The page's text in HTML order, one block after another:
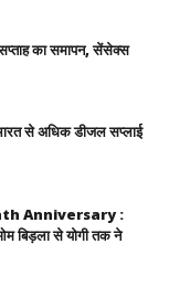
सप्ताह का समापन, सेंसेक्स
से अधिक डीजल सप्लाई
Anniversary :
बिड़ला से योगी तक ने